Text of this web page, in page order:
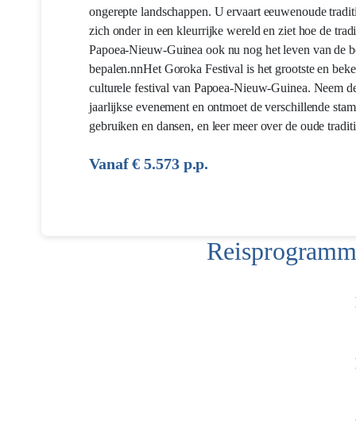
ongerepte landschappen. U ervaart eeuwenoude
zich onder in een kleurrijke wereld en ziet hoe de
Papoea-Nieuw-Guinea ook nu nog het leven van de
bepalen.nnHet Goroka Festival is het grootste en
culturele festival van Papoea-Nieuw-Guinea. Neem
jaarlijkse evenement en ontmoet de verschillende
gebruiken en dansen, en leer meer over de oude
Vanaf € 5.573 p.p.